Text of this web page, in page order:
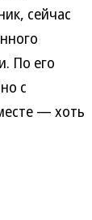
сейчас
По его
с
— хоть